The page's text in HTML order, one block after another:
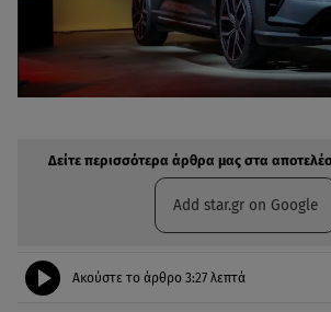
Δείτε περισσότερα άρθρα μας στα
Add star.gr on Google
Ακούστε το άρθρο 3:27 λεπτά